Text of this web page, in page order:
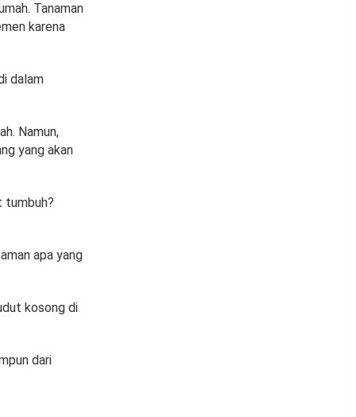
Tanaman
karena
dalam
Namun,
yang akan
tumbuh?
apa yang
kosong di
dari